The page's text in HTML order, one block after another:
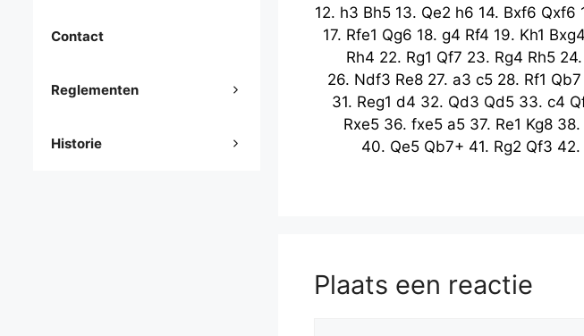
12. h3 Bh5 13. Qe2 h6 14. Bxf6 Qxf6
17. Rfe1 Qg6 18. g4 Rf4 19. Kh1 Bxg4
Rh4 22. Rg1 Qf7 23. Rg4 Rh5 24.
26. Ndf3 Re8 27. a3 c5 28. Rf1 Qb7
31. Reg1 d4 32. Qd3 Qd5 33. c4
Rxe5 36. fxe5 a5 37. Re1 Kg8 38.
40. Qe5 Qb7+ 41. Rg2 Qf3 42.
Plaats een reactie
Contact
Reglementen
Historie